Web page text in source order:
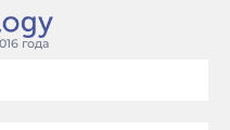
года